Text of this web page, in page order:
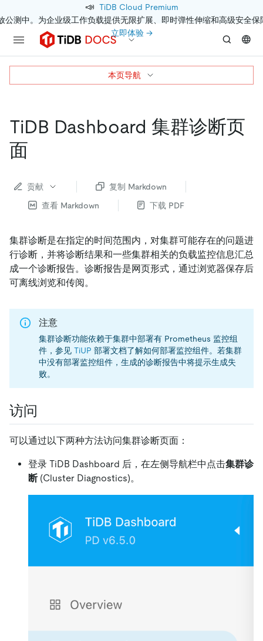
📣 TiDB Cloud Premium
公测中。为企业级工作负载提供无限扩展、即时弹性伸缩和高级安全保
立即体验 →
TiDB Dashboard 集群诊断页
面
贡献
复制 Markdown
查看 Markdown
下载 PDF
集群诊断是在指定的时间范围内，对集群可能存在的问题进
行诊断，并将诊断结果和一些集群相关的负载监控信息汇总
成一个诊断报告。诊断报告是网页形式，通过浏览器保存后
可离线浏览和传阅。
注意
集群诊断功能依赖于集群中部署有 Prometheus 监控组
件，参见 TiUP 部署文档了解如何部署监控组件。若集群
中没有部署监控组件，生成的诊断报告中将提示生成失
败。
访问
可以通过以下两种方法访问集群诊断页面：
登录 TiDB Dashboard 后，在左侧导航栏中点击集群诊
断(Cluster Diagnostics)。
本页导航